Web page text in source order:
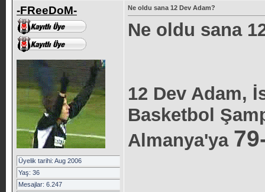
-FReeDoM-
Üyelik tarihi: Aug 2006
Yaş: 36
Mesajlar: 6.247
Ne oldu sana 12 Dev Adam?
Ne oldu sana
12 Dev Adam,
Basketbol
Almanya'ya